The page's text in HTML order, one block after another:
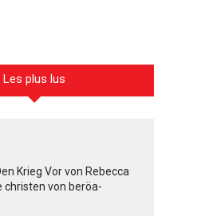
Les plus lus
Krieg Vor von Rebecca
christen von beröa-